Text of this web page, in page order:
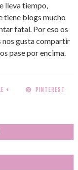
lleva tiempo,
tiene blogs mucho
fatal. Por eso os
nos gusta compartir
pase por encima.
+ PINTEREST